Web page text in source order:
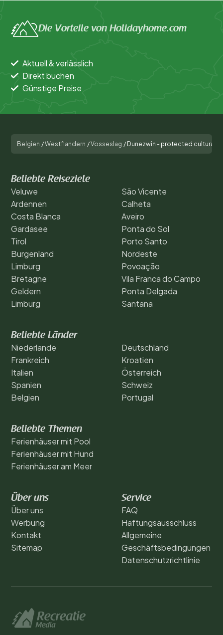
Die Vorteile von Holidayhome.com
Aktuell & verlässlich
Direkt buchen
Günstige Preise
Belgien /Westflandern /Vosseslag / Dunezwin - protected cultural
Beliebte Reiseziele
Veluwe
Ardennen
Costa Blanca
Gardasee
Tirol
Burgenland
Limburg
Bretagne
Geldern
Limburg
São Vicente
Calheta
Aveiro
Ponta do Sol
Porto Santo
Nordeste
Povoação
Vila Franca do Campo
Ponta Delgada
Santana
Beliebte Länder
Niederlande
Frankreich
Italien
Spanien
Belgien
Deutschland
Kroatien
Österreich
Schweiz
Portugal
Beliebte Themen
Ferienhäuser mit Pool
Ferienhäuser mit Hund
Ferienhäuser am Meer
Über uns
Über uns
Werbung
Kontakt
Sitemap
Service
FAQ
Haftungsausschluss
Allgemeine
Geschäftsbedingungen
Datenschutzrichtlinie